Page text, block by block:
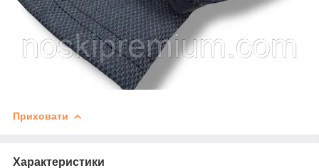
Приховати
Характеристики